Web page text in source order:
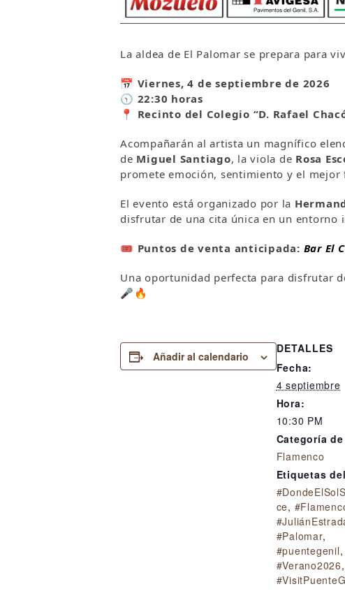
La aldea de El Palomar se prepara para
📅 Viernes, 4 de septiembre de 2026
🕥 22:30 horas
📍 Recinto del Colegio “D. Rafael
Acompañarán al artista un magnífico
de Miguel Santiago, la viola de Rosa
promete emoción, sentimiento y el mejor
El evento está organizado por la
disfrutar de una cita única en un entorno
🎟️ Puntos de venta anticipada: Bar El
Una oportunidad perfecta para disfrutar
🎤🔥
Añadir al calendario
DETALLES
Fecha:
4 septiembre
Hora:
10:30 PM
Categoría
Flamenco
Etiquetas
ce,
#Palomar,
#puentegenil,
#Verano2026,